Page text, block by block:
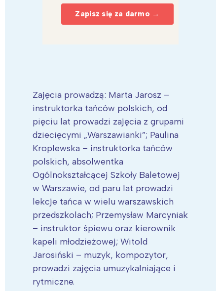
Zapisz się za darmo →
Zajęcia prowadzą: Marta Jarosz –
instruktorka tańców polskich, od
pięciu lat prowadzi zajęcia z grupami
dziecięcymi „Warszawianki”; Paulina
Kroplewska – instruktorka tańców
polskich, absolwentka
Ogólnokształcącej Szkoły Baletowej
w Warszawie, od paru lat prowadzi
lekcje tańca w wielu warszawskich
przedszkolach; Przemysław Marcyniak
– instruktor śpiewu oraz kierownik
kapeli młodzieżowej; Witold
Jarosiński – muzyk, kompozytor,
prowadzi zajęcia umuzykalniające i
rytmiczne.